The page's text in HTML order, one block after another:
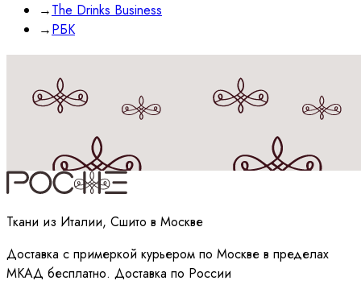
→The Drinks Business
→РБК
Принимаюполитикуобработки данных
Ткани из Италии, Сшито в Москве
Доставка с примеркой курьером по Москве в пределах
МКАД бесплатно. Доставка по России